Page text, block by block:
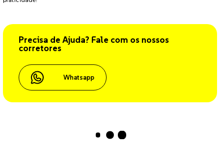
Precisa de Ajuda? Fale com os nossos
corretores
Whatsapp